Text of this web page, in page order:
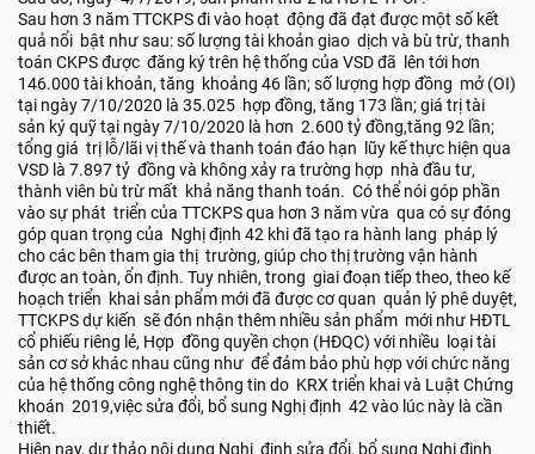
Sau hơn 3 năm TTCKPS đi vào hoạt động đã đạt được một số kết
quả nổi bật như sau: số lượng tài khoản giao dịch và bù trừ, thanh
toán CKPS được đăng ký trên hệ thống của VSD đã lên tới hơn
146.000 tài khoản, tăng khoảng 46 lần; số lượng hợp đồng mở (OI)
tại ngày 7/10/2020 là 35.025 hợp đồng, tăng 173 lần; giá trị tài
sản ký quỹ tại ngày 7/10/2020 là hơn 2.600 tỷ đồng,tăng 92 lần;
tổng giá trị lỗ/lãi vị thế và thanh toán đáo hạn lũy kế thực hiện qua
VSD là 7.897 tỷ đồng và không xảy ra trường hợp nhà đầu tư,
thành viên bù trừ mất khả năng thanh toán. Có thể nói góp phần
vào sự phát triển của TTCKPS qua hơn 3 năm vừa qua có sự đóng
góp quan trọng của Nghị định 42 khi đã tạo ra hành lang pháp lý
cho các bên tham gia thị trường, giúp cho thị trường vận hành
được an toàn, ổn định. Tuy nhiên, trong giai đoạn tiếp theo, theo kế
hoạch triển khai sản phẩm mới đã được cơ quan quản lý phê duyệt,
TTCKPS dự kiến sẽ đón nhận thêm nhiều sản phẩm mới như HĐTL
cổ phiếu riêng lẻ, Hợp đồng quyền chọn (HĐQC) với nhiều loại tài
sản cơ sở khác nhau cũng như để đảm bảo phù hợp với chức năng
của hệ thống công nghệ thông tin do KRX triển khai và Luật Chứng
khoán 2019,việc sửa đổi, bổ sung Nghị định 42 vào lúc này là cần
thiết.
Hiện nay, dự thảo nội dung Nghị định sửa đổi, bổ sung Nghị định